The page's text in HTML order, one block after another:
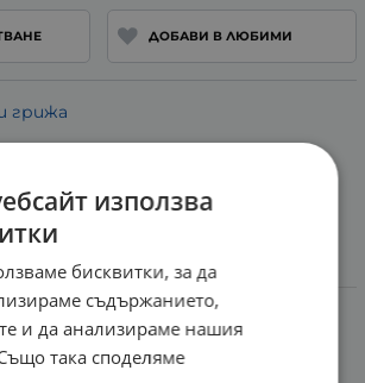
ДОБАВИ В ЛЮБИМИ
грижа
Информация
номер
използва
бисквитки, за да
съдържанието,
и да анализираме нашия
така споделяме